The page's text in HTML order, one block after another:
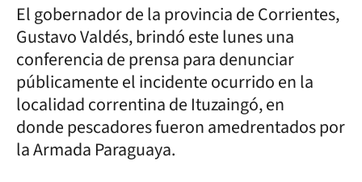
El gobernador de la provincia de Corrientes,
Gustavo Valdés, brindó este lunes una
conferencia de prensa para denunciar
públicamente el incidente ocurrido en la
localidad correntina de Ituzaingó, en
donde pescadores fueron amedrentados por
la Armada Paraguaya.